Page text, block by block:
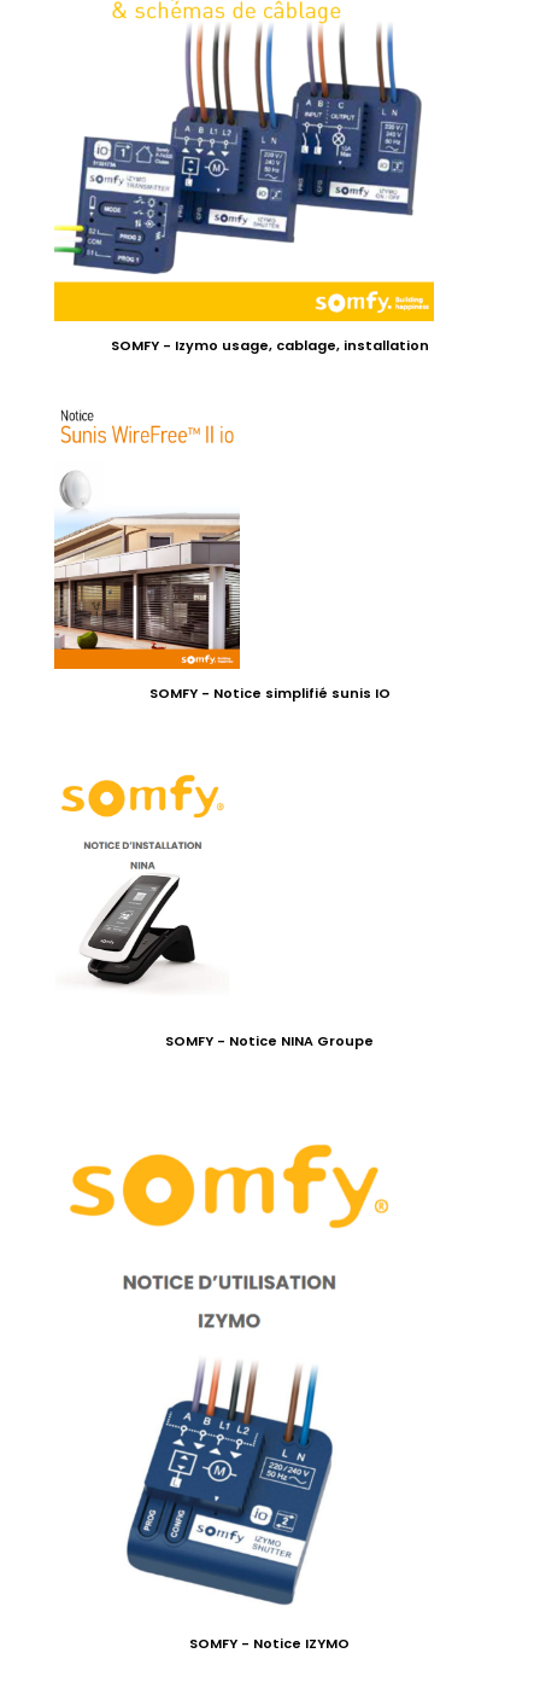
SOMFY - Izymo usage, cablage, installation
SOMFY - Notice simplifié sunis IO
SOMFY - Notice NINA Groupe
SOMFY - Notice IZYMO